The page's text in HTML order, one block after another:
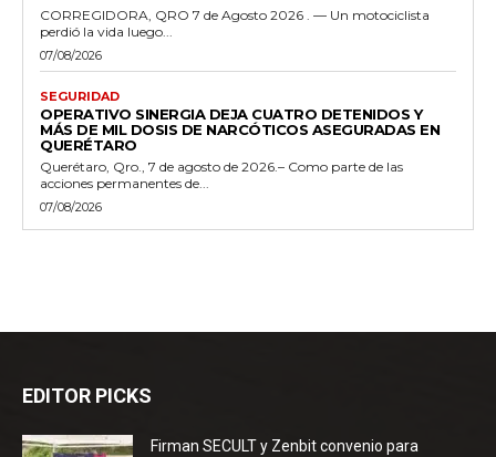
CORREGIDORA, QRO 7 de Agosto 2026 . — Un motociclista
perdió la vida luego...
07/08/2026
SEGURIDAD
OPERATIVO SINERGIA DEJA CUATRO DETENIDOS Y
MÁS DE MIL DOSIS DE NARCÓTICOS ASEGURADAS EN
QUERÉTARO
Querétaro, Qro., 7 de agosto de 2026.– Como parte de las
acciones permanentes de...
07/08/2026
EDITOR PICKS
Firman SECULT y Zenbit convenio para